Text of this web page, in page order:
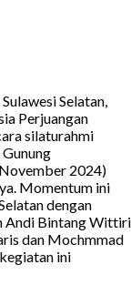
Selatan,
Perjuangan
silaturahmi
2024)
Momentum ini
dengan
Andi Bintang Wittiri
dan Mochmmad
ini